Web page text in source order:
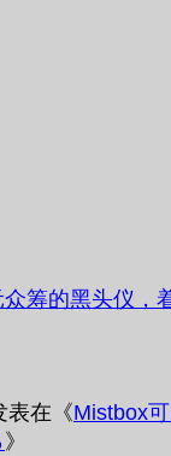
筹的黑头仪，
表在《Mistbox
》